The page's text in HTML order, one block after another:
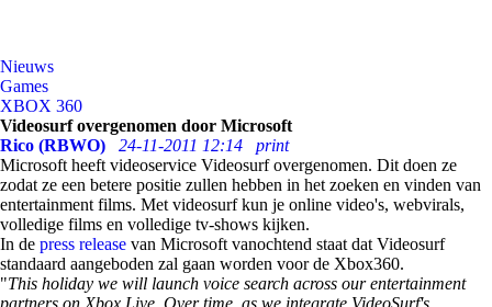
Nieuws
Games
XBOX 360
Videosurf overgenomen door Microsoft
Rico (RBWO)
24-11-2011 12:14
print
Microsoft heeft videoservice Videosurf overgenomen. Dit doen ze
zodat ze een betere positie zullen hebben in het zoeken en vinden van
entertainment films. Met videosurf kun je online video's, webvirals,
volledige films en volledige tv-shows kijken.
In de press release van Microsoft vanochtend staat dat Videosurf
standaard aangeboden zal gaan worden voor de Xbox360.
"This holiday we will launch voice search across our entertainment
partners on Xbox Live. Over time, as we integrate VideoSurf's